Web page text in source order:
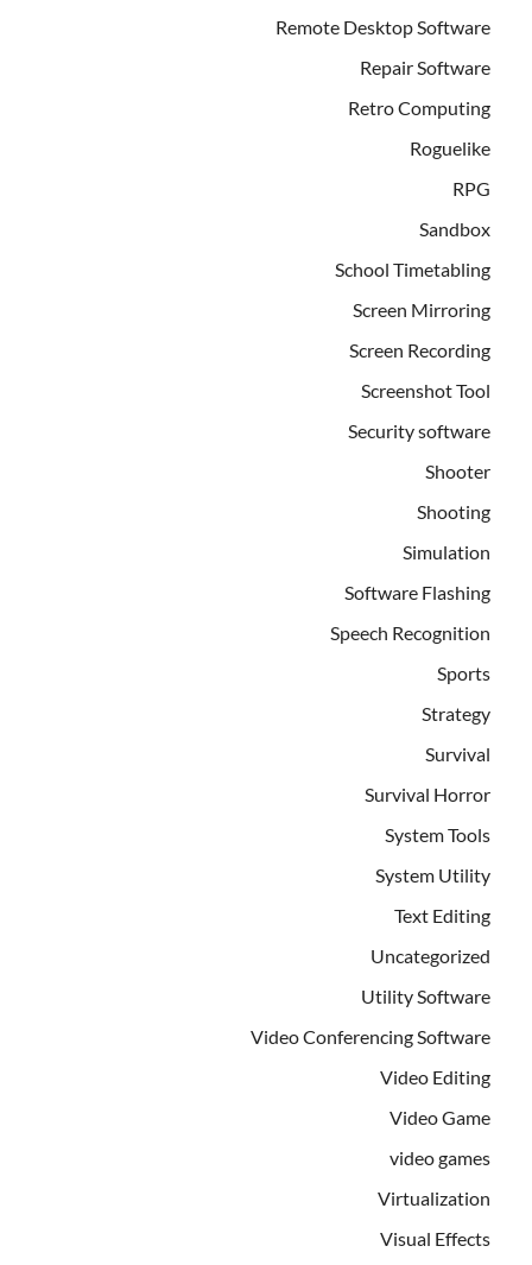
Remote Desktop Software
Repair Software
Retro Computing
Roguelike
RPG
Sandbox
School Timetabling
Screen Mirroring
Screen Recording
Screenshot Tool
Security software
Shooter
Shooting
Simulation
Software Flashing
Speech Recognition
Sports
Strategy
Survival
Survival Horror
System Tools
System Utility
Text Editing
Uncategorized
Utility Software
Video Conferencing Software
Video Editing
Video Game
video games
Virtualization
Visual Effects